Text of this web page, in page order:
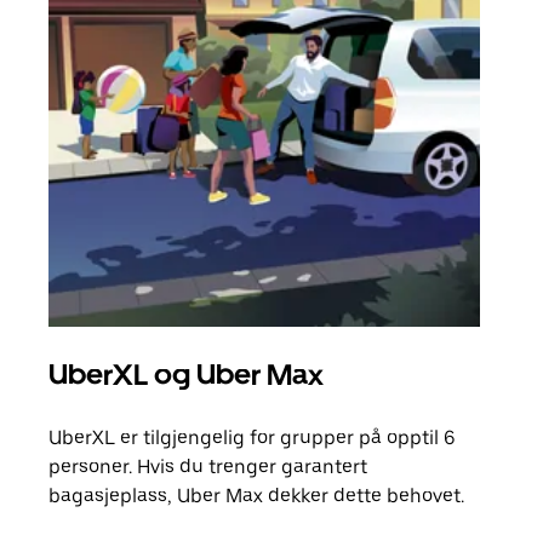
UberXL og Uber Max
UberXL er tilgjengelig for grupper på opptil 6
personer. Hvis du trenger garantert
bagasjeplass, Uber Max dekker dette behovet.